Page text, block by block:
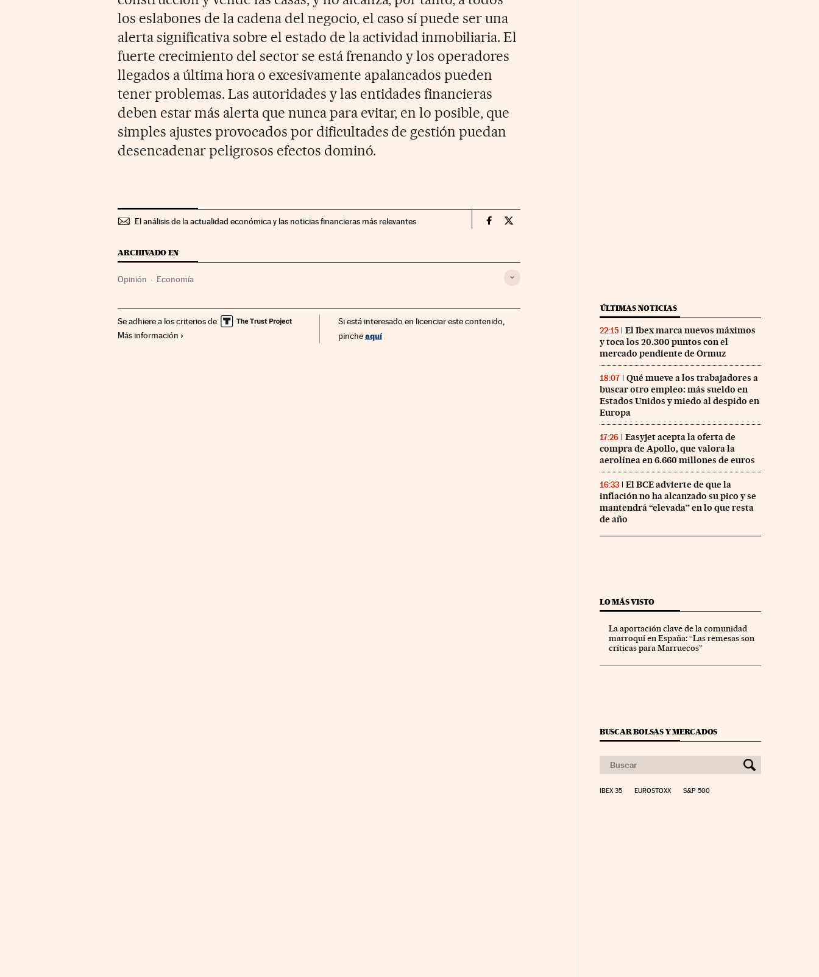
los eslabones de la cadena del negocio, el caso sí puede ser una
alerta significativa sobre el estado de la actividad inmobiliaria. El
fuerte crecimiento del sector se está frenando y los operadores
llegados a última hora o excesivamente apalancados pueden
tener problemas. Las autoridades y las entidades financieras
deben estar más alerta que nunca para evitar, en lo posible, que
simples ajustes provocados por dificultades de gestión puedan
desencadenar peligrosos efectos dominó.
El análisis de la actualidad económica y las noticias financieras más relevantes Economia Cinco Días en Facebook
Economia Cinco Días en Twitter
ARCHIVADO EN
Opinión Economía
Se adhiere a los criterios de
Más información
Si está interesado en licenciar este contenido,
pincheaquí
ÚLTIMAS NOTICIAS
22:15
El Ibex marca nuevos máximos
y toca los 20.300 puntos con el
mercado pendiente de Ormuz
18:07
Qué mueve a los trabajadores a
buscar otro empleo: más sueldo en
Estados Unidos y miedo al despido en
Europa
17:26
Easyjet acepta la oferta de
compra de Apollo, que valora la
aerolínea en 6.660 millones de euros
16:33
El BCE advierte de que la
inflación no ha alcanzado su pico y se
mantendrá “elevada” en lo que resta
de año
LO MÁS VISTO
La aportación clave de la comunidad
marroquí en España: “Las remesas son
críticas para Marruecos”
BUSCAR BOLSAS Y MERCADOS
IBEX 35 EUROSTOXX S&P 500